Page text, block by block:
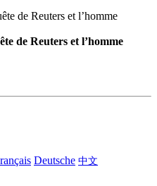
de Reuters et l’homme
Deutsche 中文